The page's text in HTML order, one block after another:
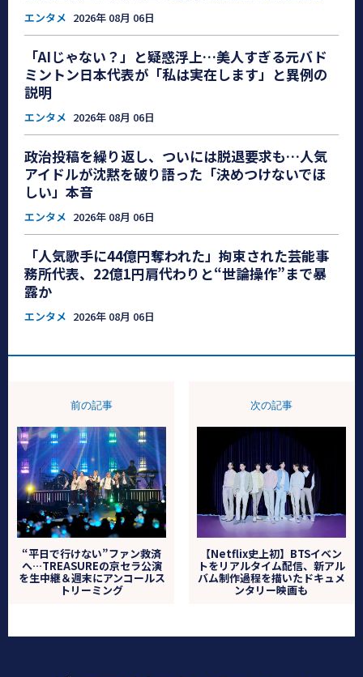
エンタメ 2026年 08月 06日
「AIじゃない？」と疑惑浮上…美人すぎる元バド
ミントン日本代表が「私は実在します」と異例の
説明
エンタメ 2026年 08月 06日
政治投稿を繰り返し、ついには脱退要求も…人気
アイドルが沈黙を破り語った「決めつけないでほ
しい」本音
エンタメ 2026年 08月 06日
「人気歌手に44億円奪われた」拘束された芸能事
務所代表、22億1円肩代わりと“世論操作”まで暴
露か
エンタメ 2026年 08月 06日
前の記事
“平日で行けない”ファン救済
へ…TREASUREの京セラ公演
を生中継＆週末にアンコールス
トリーミング
次の記事
【Netflix史上初】BTSイベン
トをリアルタイム配信、新アル
バム制作過程を描いたドキュメ
ンタリー映画も